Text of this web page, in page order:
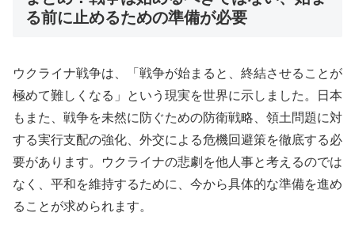
る前に止めるための準備が必要
ウクライナ戦争は、「戦争が始まると、終結させることが
極めて難しくなる」という現実を世界に示しました。日本
もまた、戦争を未然に防ぐための防衛戦略、領土問題に対
する実行支配の強化、外交による危機回避策を徹底する必
要があります。ウクライナの悲劇を他人事と考えるのでは
なく、平和を維持するために、今から具体的な準備を進め
ることが求められます。